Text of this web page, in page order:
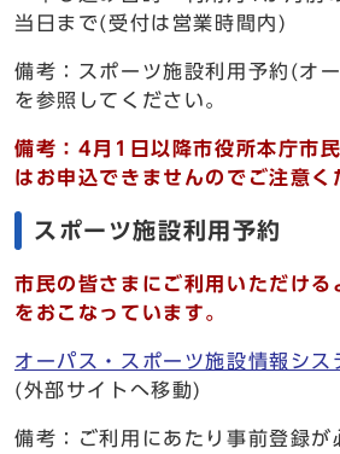
当日まで(受付は営業時間内)
備考：スポーツ施設利用予約(オ
を参照してください。
備考：4月1日以降市役所本庁市
はお申込できませんのでご注意く
スポーツ施設利用予約
市民の皆さまにご利用いただける
をおこなっています。
オーパス・スポーツ施設情報シス
(外部サイトへ移動)
備考：ご利用にあたり事前登録が